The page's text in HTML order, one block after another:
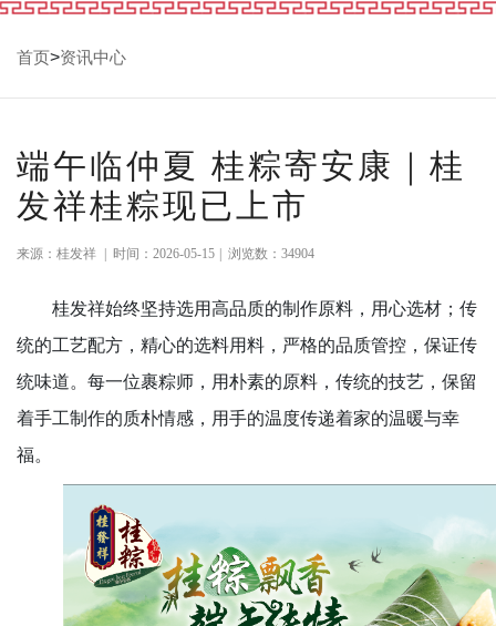
首页>资讯中心
端午临仲夏 桂粽寄安康｜桂
发祥桂粽现已上市
来源：桂发祥 时间：2026-05-15 浏览数：34904
桂发祥始终坚持选用高品质的制作原料，用心选材；传
统的工艺配方，精心的选料用料，严格的品质管控，保证传
统味道。每一位裹粽师，用朴素的原料，传统的技艺，保留
着手工制作的质朴情感，用手的温度传递着家的温暖与幸
福。